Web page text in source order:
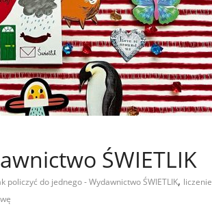
ŚWIETLIK
policzyć do jednego - Wydawnictwo ŚWIETLIK, liczenie